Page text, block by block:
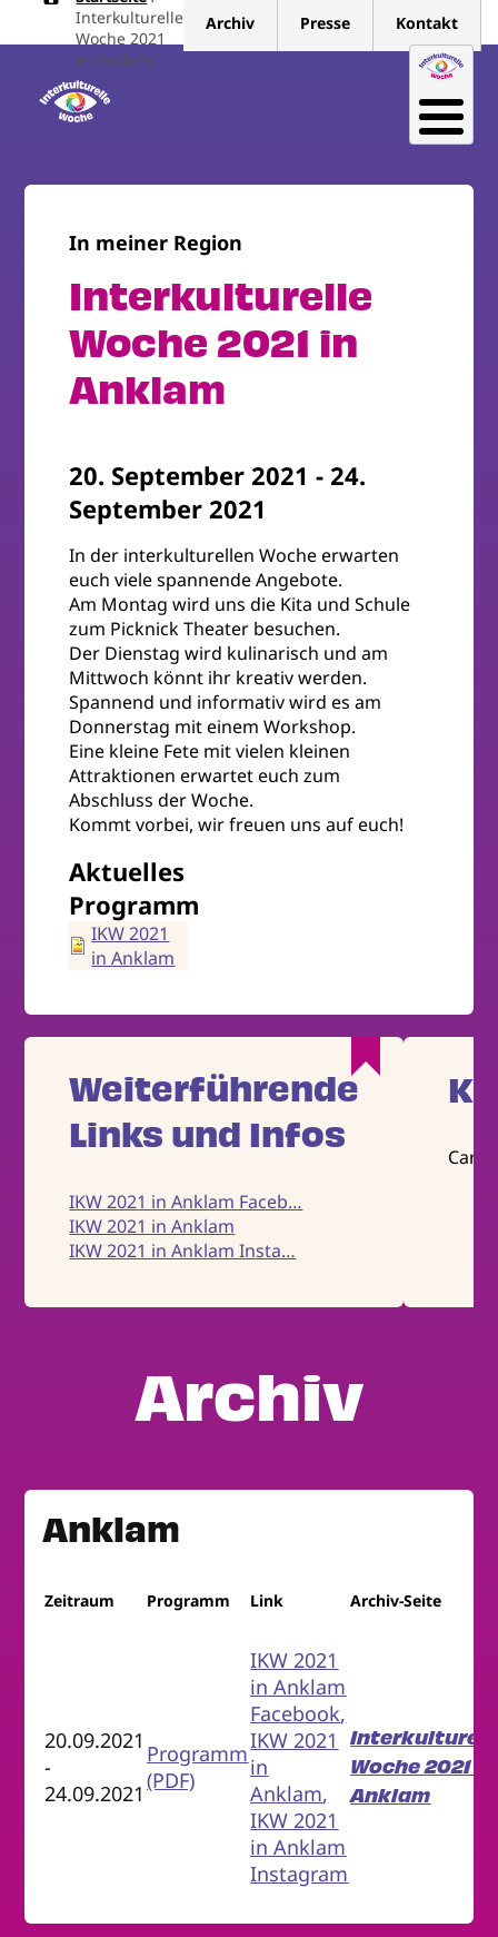
Direkt
Interkulturelle
Woche 2021
In Anklam
Archiv Presse Kontakt
In meiner Region
Interkulturelle
Woche 2021 in
Anklam
20. September 2021 -24.
September 2021
In der interkulturellen Woche erwarten
euch viele spannende Angebote.
Am Montag wird uns die Kita und Schule
zum Picknick Theater besuchen.
Der Dienstag wird kulinarisch und am
Mittwoch könnt ihr kreativ werden.
Spannend und informativ wird es am
Donnerstag mit einem Workshop.
Eine kleine Fete mit vielen kleinen
Attraktionen erwartet euch zum
Abschluss der Woche.
Kommt vorbei, wir freuen uns auf euch!
Aktuelles
Programm
IKW 2021
in Anklam
Weiterführende
Links und Infos
IKW 2021 in Anklam Faceb…
IKW 2021 in Anklam
IKW 2021 in Anklam Insta…
Archiv
Anklam
Zeitraum Programm Link Archiv-Seite
20.09.2021
-
24.09.2021
Programm
(PDF)
IKW 2021
in Anklam
Facebook,
IKW 2021
in
Anklam,
IKW 2021
in Anklam
Instagram
Woche 2021 in
Anklam